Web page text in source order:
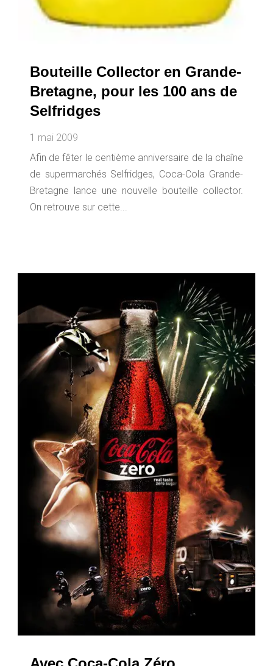
Bouteille Collector en Grande-
Bretagne, pour les 100 ans de
Selfridges
1 mai 2009
Afin de fêter le centième anniversaire de la chaîne
de supermarchés Selfridges, Coca-Cola Grande-
Bretagne lance une nouvelle bouteille collector.
On retrouve sur cette...